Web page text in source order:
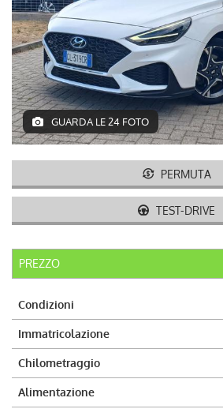
AUTO USATE
ACQUISTIAMO USATO
ASSISTENZA
CONTATTI
LAVORA CON NOI
GUARDA LE 24 FOTO
PERMUTA
TEST-DRIVE
PREZZO
Condizioni
Immatricolazione
Chilometraggio
Alimentazione